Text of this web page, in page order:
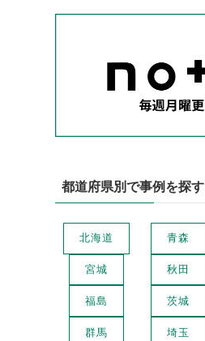
都道府県別で事例を探す
北海道 青森
宮城 秋田
福島 茨城
群馬 埼玉